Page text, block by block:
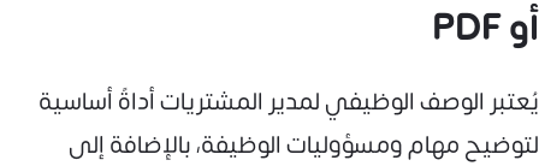
أو PDF
يُعتبر الوصف الوظيفي لمدير المشتريات أداةً أساسية
لتوضيح مهام ومسؤوليات الوظيفة، بالإضافة إلى